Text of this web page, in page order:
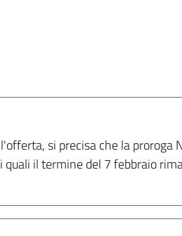
si precisa che la proroga
quali il termine del 7 febbraio